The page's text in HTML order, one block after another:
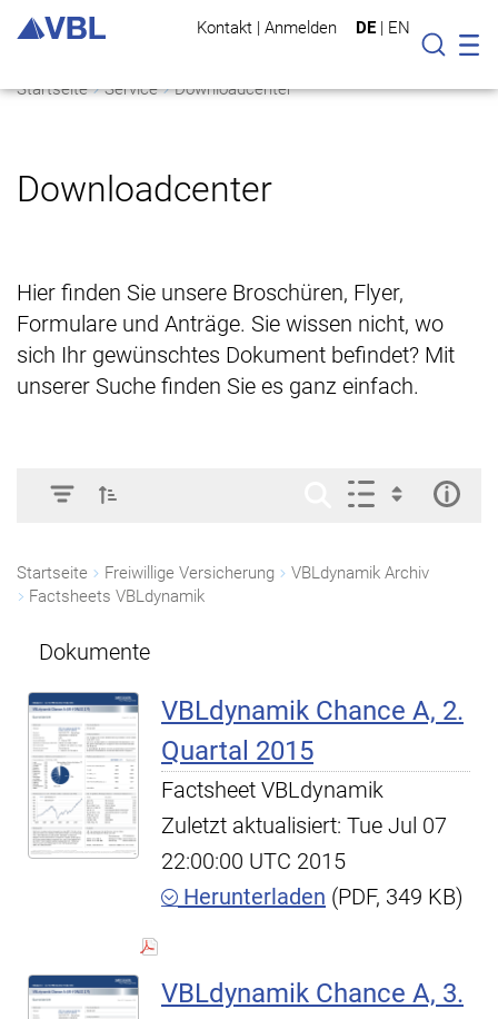
Kontakt | Anmelden DE | EN
Suche
Startseite Service Downloadcenter
Downloadcenter
Hier finden Sie unsere Broschüren, Flyer,
Formulare und Anträge. Sie wissen nicht, wo
sich Ihr gewünschtes Dokument befindet? Mit
unserer Suche finden Sie es ganz einfach.
Startseite Freiwillige Versicherung
VBLdynamik Archiv
Factsheets VBLdynamik
Dokumente
VBLdynamik Chance A, 2.
Quartal 2015
Factsheet VBLdynamik
Zuletzt aktualisiert: Tue Jul 07
22:00:00 UTC 2015
Herunterladen (PDF, 349 KB)
VBLdynamik Chance A, 3.